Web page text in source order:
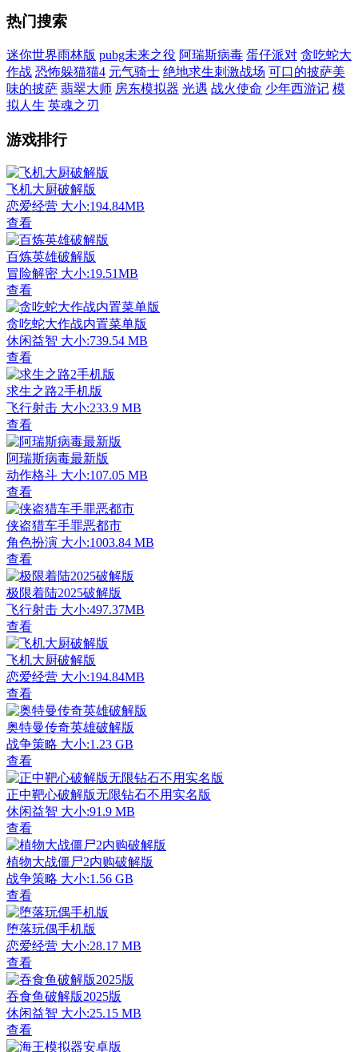
热门搜索
迷你世界雨林版 pubg未来之役 阿瑞斯病毒 蛋仔派对 贪吃蛇大
作战 恐怖躲猫猫4 元气骑士 绝地求生刺激战场 可口的披萨美
味的披萨 翡翠大师 房东模拟器 光遇 战火使命 少年西游记 模
拟人生 英魂之刃
游戏排行
飞机大厨破解版
恋爱经营 大小:194.84MB
查看
百炼英雄破解版
冒险解密 大小:19.51MB
查看
贪吃蛇大作战内置菜单版
休闲益智 大小:739.54 MB
查看
求生之路2手机版
飞行射击 大小:233.9 MB
查看
阿瑞斯病毒最新版
动作格斗 大小:107.05 MB
查看
侠盗猎车手罪恶都市
角色扮演 大小:1003.84 MB
查看
极限着陆2025破解版
飞行射击 大小:497.37MB
查看
飞机大厨破解版
恋爱经营 大小:194.84MB
查看
奥特曼传奇英雄破解版
战争策略 大小:1.23 GB
查看
正中靶心破解版无限钻石不用实名版
休闲益智 大小:91.9 MB
查看
植物大战僵尸2内购破解版
战争策略 大小:1.56 GB
查看
堕落玩偶手机版
恋爱经营 大小:28.17 MB
查看
吞食鱼破解版2025版
休闲益智 大小:25.15 MB
查看